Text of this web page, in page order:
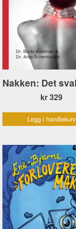
kr 329
Legg i handlekurv